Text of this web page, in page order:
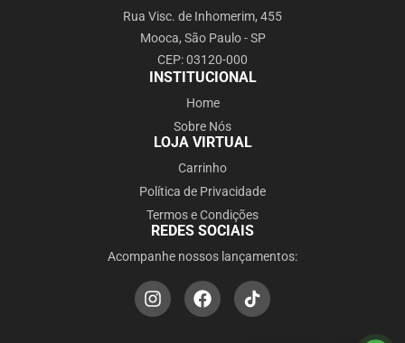
Rua Visc. de Inhomerim, 455
Mooca, São Paulo - SP
CEP: 03120-000
INSTITUCIONAL
Home
Sobre Nós
LOJA VIRTUAL
Carrinho
Política de Privacidade
Termos e Condições
REDES SOCIAIS
Acompanhe nossos lançamentos: